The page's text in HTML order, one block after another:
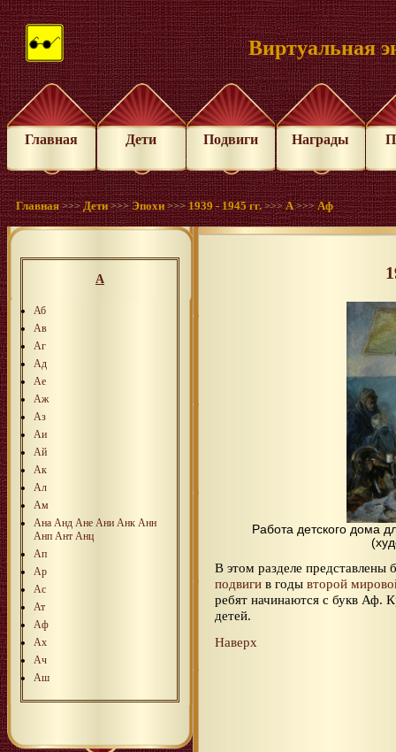
Виртуальная
Главная Дети Подвиги Награды
Главная >>>Дети >>>Эпохи >>>1939 - 1945 гг. >>>А >>>Аф
А
Аб
Ав
Аг
Ад
Ае
Аж
Аз
Аи
Ай
Ак
Ал
Ам
Ана Анд Ане Ани Анк Анн
Анп Ант Анц
Ап
Ар
Ас
Ат
Аф
Ах
Ач
Аш
Работа детского дома
В этом разделе представлены
подвиги в годы второй
ребят начинаются с букв Аф.
детей.
Наверх